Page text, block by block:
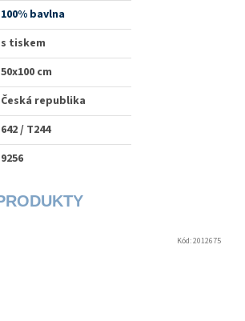
100% bavlna
s tiskem
50x100 cm
Česká republika
642 / T244
9256
Kód:2012675